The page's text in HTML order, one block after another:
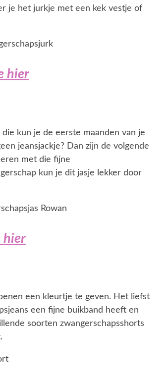
je het jurkje met een kek vestje of
hier
kun je de eerste maanden van je
jeansjackje? Dan zijn de volgende
met die fijne
kun je dit jasje lekker door
hier
een kleurtje te geven. Het liefst
een fijne buikband heeft en
soorten zwangerschapsshorts